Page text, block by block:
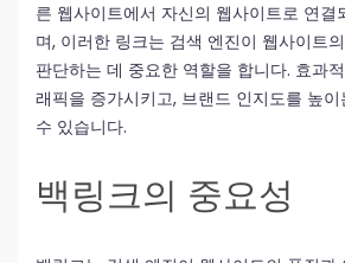
른 웹사이트에서 자신의 웹사이트로 연결
며, 이러한 링크는 검색 엔진이 웹사이트
판단하는 데 중요한 역할을 합니다. 효과
래픽을 증가시키고, 브랜드 인지도를 높
수 있습니다.
백링크의 중요성